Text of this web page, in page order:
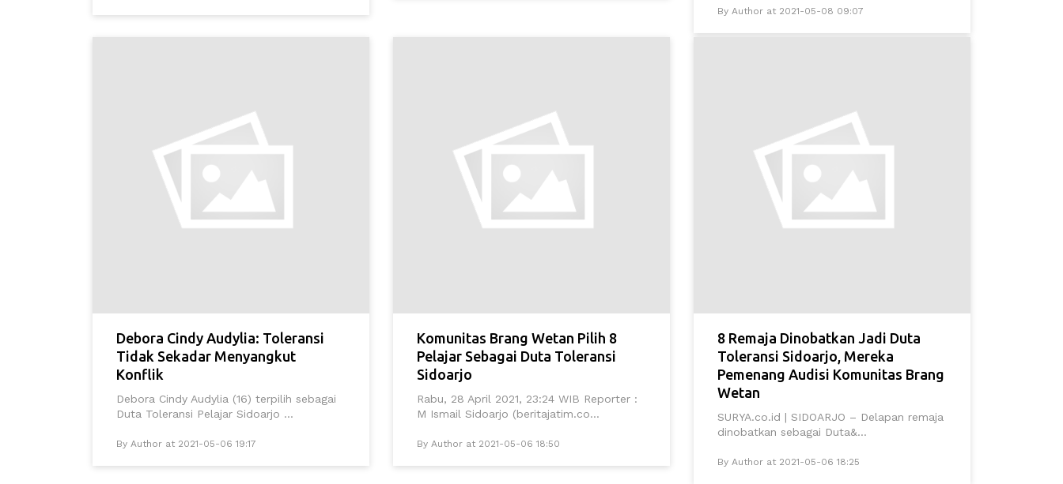
By Author at 2021-05-08 09:07
Debora Cindy Audylia: Toleransi
Tidak Sekadar Menyangkut
Konflik
Debora Cindy Audylia (16) terpilih sebagai
Duta Toleransi Pelajar Sidoarjo ...
By Author at 2021-05-06 19:17
Komunitas Brang Wetan Pilih 8
Pelajar Sebagai Duta Toleransi
Sidoarjo
Rabu, 28 April 2021, 23:24 WIB Reporter :
M Ismail Sidoarjo (beritajatim.co...
By Author at 2021-05-06 18:50
8 Remaja Dinobatkan Jadi Duta
Toleransi Sidoarjo, Mereka
Pemenang Audisi Komunitas Brang
Wetan
SURYA.co.id | SIDOARJO – Delapan remaja
dinobatkan sebagai Duta&...
By Author at 2021-05-06 18:25